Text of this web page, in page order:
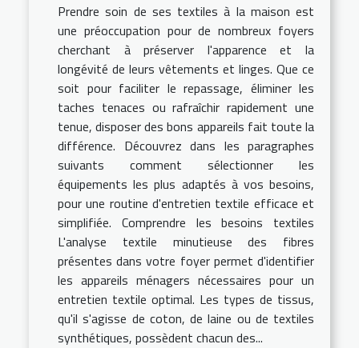
Prendre soin de ses textiles à la maison est
une préoccupation pour de nombreux foyers
cherchant à préserver l'apparence et la
longévité de leurs vêtements et linges. Que ce
soit pour faciliter le repassage, éliminer les
taches tenaces ou rafraîchir rapidement une
tenue, disposer des bons appareils fait toute la
différence. Découvrez dans les paragraphes
suivants comment sélectionner les
équipements les plus adaptés à vos besoins,
pour une routine d'entretien textile efficace et
simplifiée. Comprendre les besoins textiles
L'analyse textile minutieuse des fibres
présentes dans votre foyer permet d'identifier
les appareils ménagers nécessaires pour un
entretien textile optimal. Les types de tissus,
qu'il s'agisse de coton, de laine ou de textiles
synthétiques, possèdent chacun des...